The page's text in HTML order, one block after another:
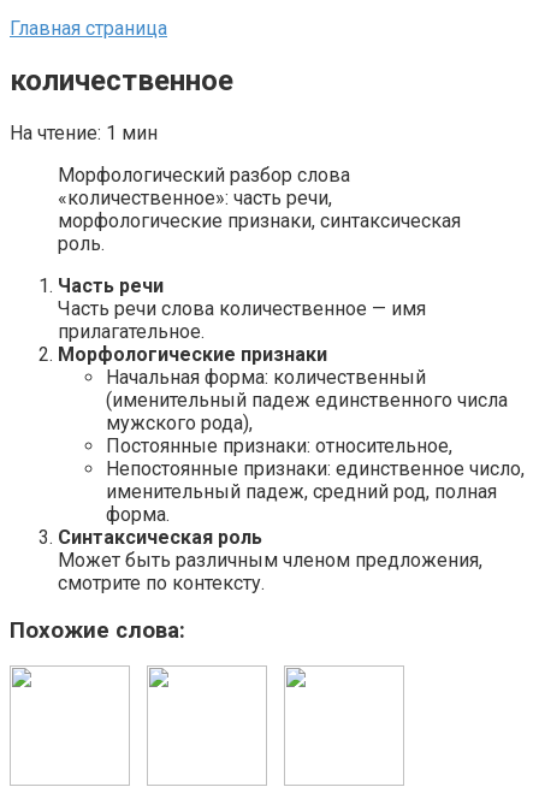
Главная страница
количественное
На чтение: 1 мин
Морфологический разбор слова
«количественное»: часть речи,
морфологические признаки, синтаксическая
роль.
Часть речи
Часть речи слова количественное — имя
прилагательное.
Морфологические признаки
Начальная форма: количественный
(именительный падеж единственного числа
мужского рода),
Постоянные признаки: относительное,
Непостоянные признаки: единственное число,
именительный падеж, средний род, полная
форма.
Синтаксическая роль
Может быть различным членом предложения,
смотрите по контексту.
Похожие слова: